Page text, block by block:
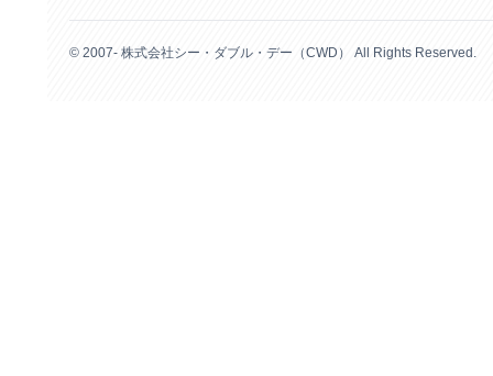
© 2007- 株式会社シー・ダブル・デー（CWD） All Rights Reserved.